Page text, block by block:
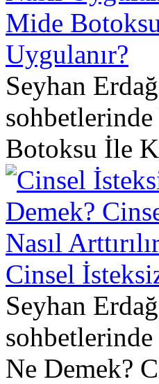
Mide
Uygulanır?
Seyhan
Botoksu İle
Cinsel
Seyhan
Ne Demek?